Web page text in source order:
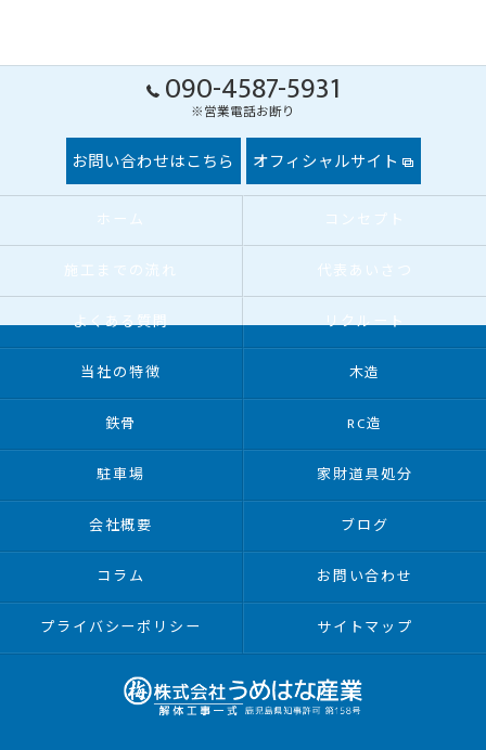
090-4587-5931
※営業電話お断り
お問い合わせはこちら オフィシャルサイト
ホーム コンセプト
施工までの流れ 代表あいさつ
よくある質問 リクルート
当社の特徴 木造
鉄骨 RC造
駐車場 家財道具処分
会社概要 ブログ
コラム お問い合わせ
プライバシーポリシー サイトマップ